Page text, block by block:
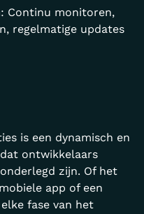
: Continu monitoren,
regelmatige updates
is een dynamisch en
ontwikkelaars
zijn. Of het
app of een
fase van het